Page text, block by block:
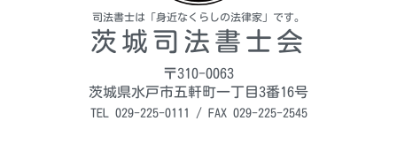
司法書士は「身近なくらしの法律家」です。
茨城司法書士会
〒310-0063
茨城県水戸市五軒町一丁目3番16号
TEL 029-225-0111 / FAX 029-225-2545